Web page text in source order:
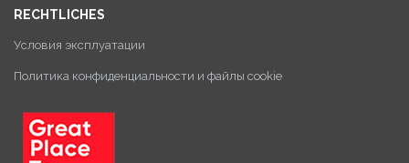
RECHTLICHES
Условия эксплуатации
Политика конфиденциальности и файлы cookie